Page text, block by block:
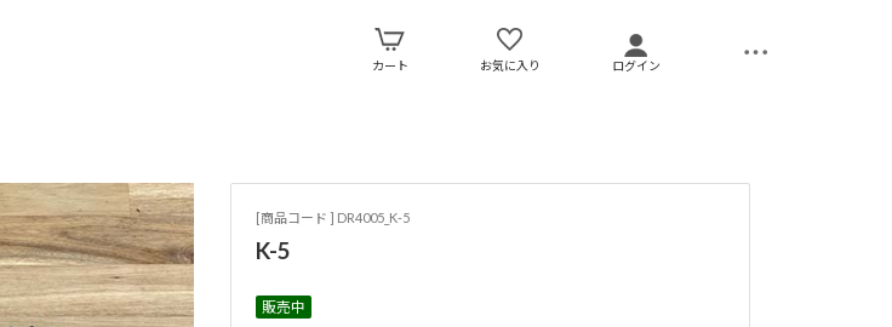
カート お気に入り ログイン
[商品コード ] DR4005_K-5
K-5
販売中